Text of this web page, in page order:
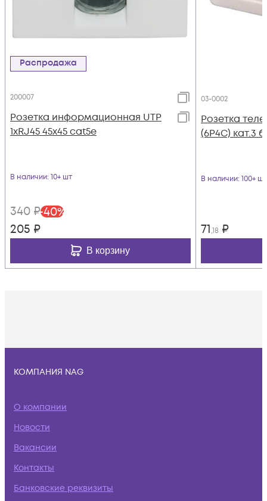
Распродажа
200007
Розетка информационная UTP
1хRJ45 45х45 cat5е
В наличии: 10+ шт
340 ₽-40%
205 ₽
В корзину
03-0002
Розетка
(6P4C) кат.3
В наличии: 100+ шт
71,18 ₽
КОМПАНИЯ NAG
О компании
Новости
Вакансии
Контакты
Банковские реквизиты